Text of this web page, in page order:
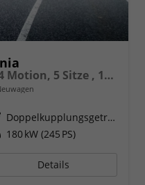
1.5 TSI PHEV 180 kW DSG 4 Motion, 5 Sitze , 17 Zoll Leichtmetallfelgen. fünf Jahre Garantie, Markise, Schiene u. Gehäuse links, 6 Sitze, Klima,
Doppelkupplungsgetriebe (DSG)
180 kW (245 PS)
Details